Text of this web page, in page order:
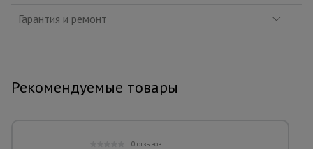
Гарантия и ремонт
Рекомендуемые товары
0 отзывов